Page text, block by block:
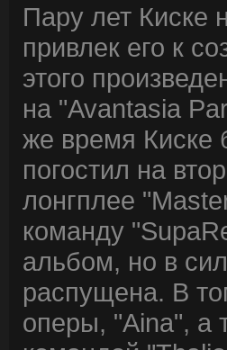
Пару лет Киске
привлек его к
этого
на "Avantasia
же время Киске
погостил на
лонгплее
команду
альбом, но в
распущена. В
оперы, "Aina", а